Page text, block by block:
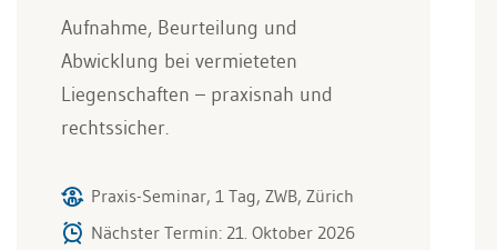
Aufnahme, Beurteilung und
Abwicklung bei vermieteten
Liegenschaften – praxisnah und
rechtssicher.
Praxis-Seminar, 1 Tag, ZWB, Zürich
Nächster Termin: 21. Oktober 2026